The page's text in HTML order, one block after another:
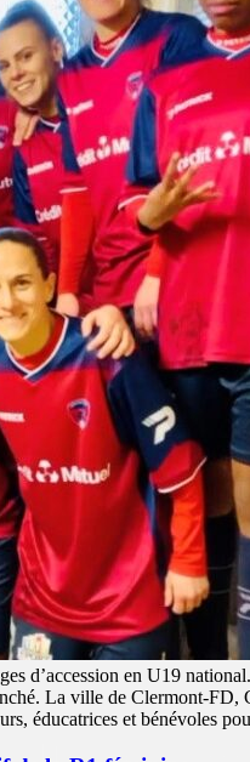
d’accession en U19
La ville de Clermont-
éducatrices et bénévoles